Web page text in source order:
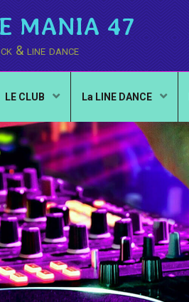
MANIA 47
& line dance
LE CLUB La LINE DANCE